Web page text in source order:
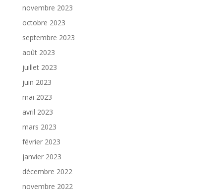
novembre 2023
octobre 2023
septembre 2023
août 2023
juillet 2023
juin 2023
mai 2023
avril 2023
mars 2023
février 2023
janvier 2023
décembre 2022
novembre 2022